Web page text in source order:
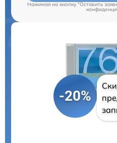
Нажимая на кнопку "Оставить
-20%